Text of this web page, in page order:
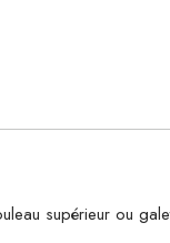
supérieur ou